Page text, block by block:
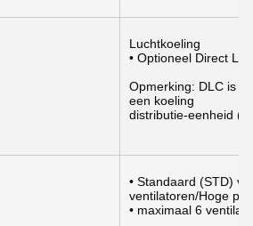
Luchtkoeling
• Optioneel Direct
Opmerking: DLC is
een koeling
distributie-eenheid
• Standaard (STD)
ventilatoren/Hoge
• maximaal 6